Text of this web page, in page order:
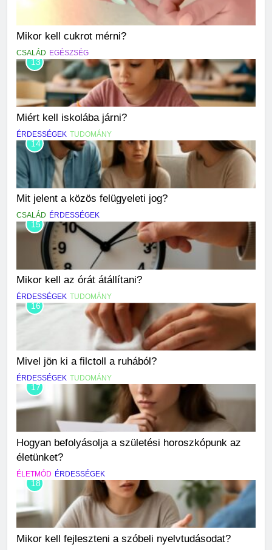
Mikor kell cukrot mérni?
CSALÁD EGÉSZSÉG
13
Miért kell iskolába járni?
ÉRDESSÉGEK TUDOMÁNY
14
Mit jelent a közös felügyeleti jog?
CSALÁD ÉRDESSÉGEK
15
Mikor kell az órát átállítani?
ÉRDESSÉGEK TUDOMÁNY
16
Mivel jön ki a filctoll a ruhából?
ÉRDESSÉGEK TUDOMÁNY
17
Hogyan befolyásolja a születési horoszkópunk az
életünket?
ÉLETMÓD ÉRDESSÉGEK
18
Mikor kell fejleszteni a szóbeli nyelvtudásodat?